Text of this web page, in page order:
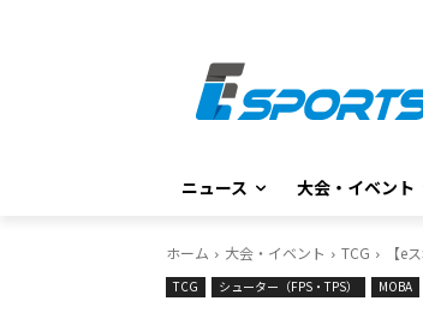
ニュース 大会・イベント
ホーム 大会・イベント TCG 【e
TCG シューター（FPS・TPS） MOBA